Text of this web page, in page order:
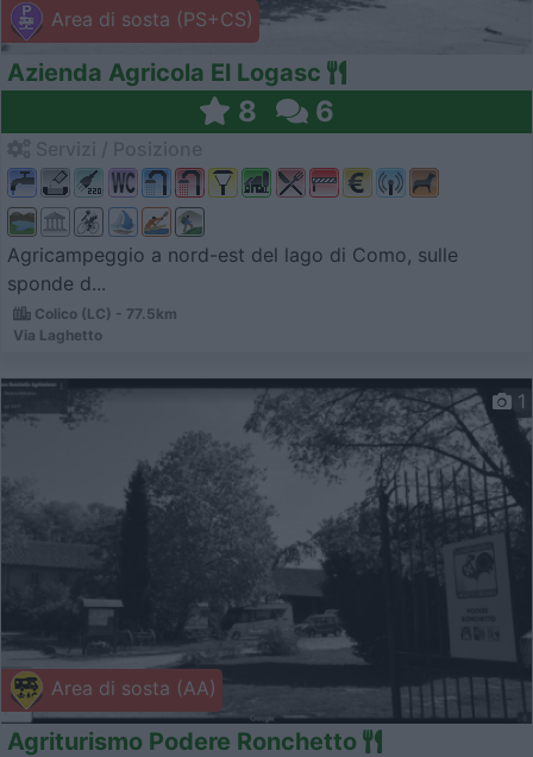
Area di sosta (PS+CS)
Azienda Agricola El Logasc
8 6
Agricampeggio a nord-est del lago di Como, sulle
sponde d...
Colico (LC) - 77.5km
Via Laghetto
Area di sosta (AA)
1
Agriturismo Podere Ronchetto